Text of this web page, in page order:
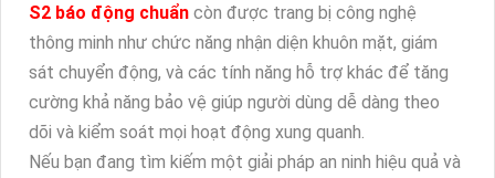
S2 báo động chuẩn còn được trang bị công nghệ
thông minh như chức năng nhận diện khuôn mặt, giám
sát chuyển động, và các tính năng hỗ trợ khác để tăng
cường khả năng bảo vệ giúp người dùng dễ dàng theo
dõi và kiểm soát mọi hoạt động xung quanh.
Nếu bạn đang tìm kiếm một giải pháp an ninh hiệu quả và